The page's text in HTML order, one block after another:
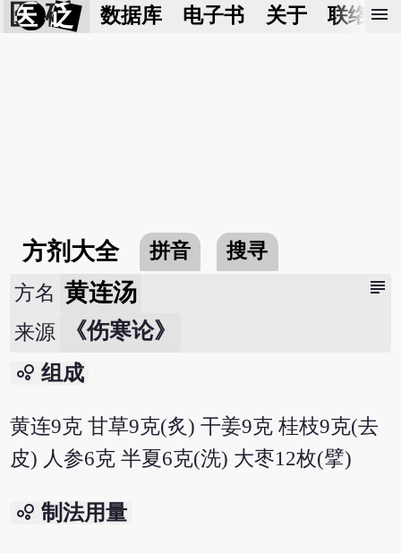
医 砭 数据库 电子书 关于 联络我
menu
方剂大全 拼音 搜寻
subject
方名 黄连汤
来源 《伤寒论》
bubble_chart 组成
黄连9克 甘草9克(炙) 干姜9克 桂枝9克(去
皮) 人参6克 半夏6克(洗) 大枣12枚(擘)
bubble_chart 制法用量